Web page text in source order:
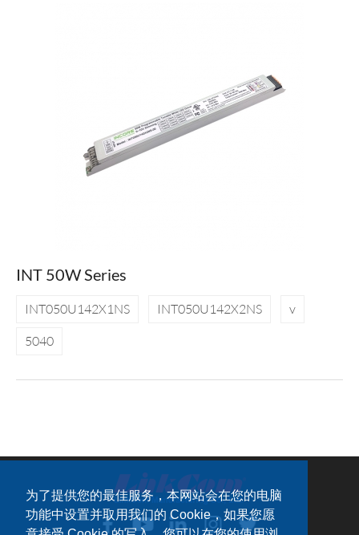
为了提供您的最佳服务，本网站会在您的电脑
功能中设置并取用我们的 Cookie，如果您愿
INT 50W Series
INT050U142X1NS INT050U142X2NS
v
5040